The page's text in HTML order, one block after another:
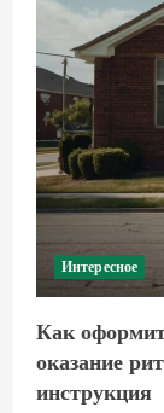
Интересное
Как
оказание
инструкция